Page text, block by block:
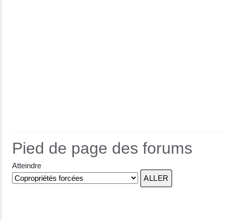
Pied de page des forums
Atteindre